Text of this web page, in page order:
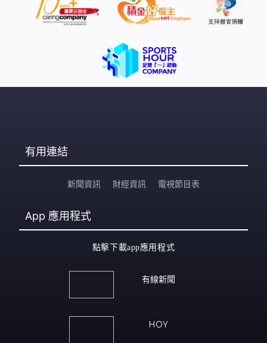
有用連結
新聞資訊 財經資訊 電視節目表
App 應用程式
點擊下載app應用程式
有線新聞
HOY